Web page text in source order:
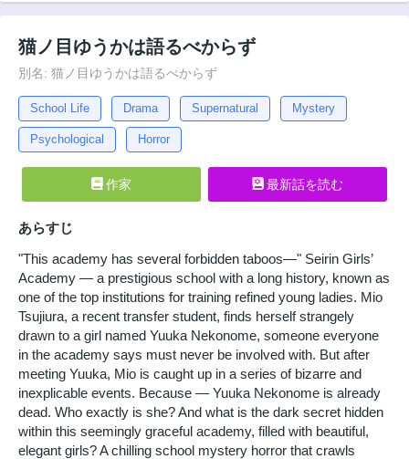
猫ノ目ゆうかは語るべからず
別名: 猫ノ目ゆうかは語るべからず
School Life Drama Supernatural Mystery
Psychological Horror
作家 最新話を読む
あらすじ
"This academy has several forbidden taboos—" Seirin Girls’
Academy — a prestigious school with a long history, known as
one of the top institutions for training refined young ladies. Mio
Tsujiura, a recent transfer student, finds herself strangely
drawn to a girl named Yuuka Nekonome, someone everyone
in the academy says must never be involved with. But after
meeting Yuuka, Mio is caught up in a series of bizarre and
inexplicable events. Because — Yuuka Nekonome is already
dead. Who exactly is she? And what is the dark secret hidden
within this seemingly graceful academy, filled with beautiful,
elegant girls? A chilling school mystery horror that crawls